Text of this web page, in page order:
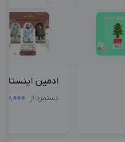
ادمین
دستمزد از